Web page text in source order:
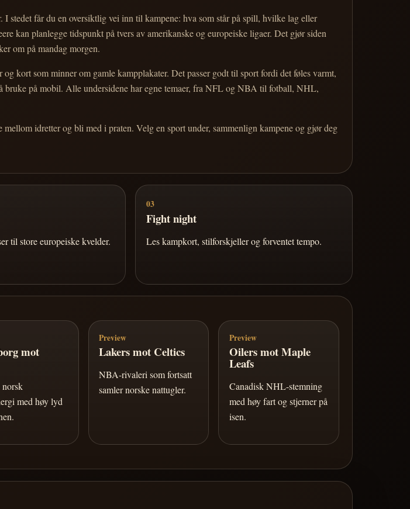
stedet får du en oversiktlig vei inn til kampene: hva som står på spill, hvilke lag eller
kan planlegge tidspunkt på tvers av amerikanske og europeiske ligaer. Det gjør siden
om på mandag morgen.
kort som minner om gamle kampplakater. Det passer godt til sport fordi det føles varmt,
bruke på mobil. Alle undersidene har egne temaer, fra NFL og NBA til fotball, NHL,
idretter og bli med i praten. Velg en sport under, sammenlign kampene og gjør deg
til store europeiske kvelder.
03
Fight night
Les kampkort, stilforskjeller og forventet tempo.
mot
med høy lyd
Preview
Lakers mot Celtics
NBA-rivaleri som fortsatt
samler norske nattugler.
Preview
Oilers mot Maple
Leafs
Canadisk NHL-stemning
med høy fart og stjerner på
isen.